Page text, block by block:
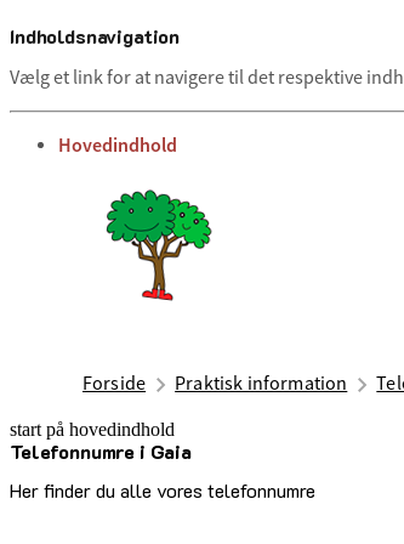
Indholdsnavigation
Vælg et link for at navigere til det respektive
gå til
Hovedindhold
Forside Praktisk information
start på hovedindhold
Telefonnumre i Gaia
Her finder du alle vores telefonnumre
senest opdateret 1. juli 2025